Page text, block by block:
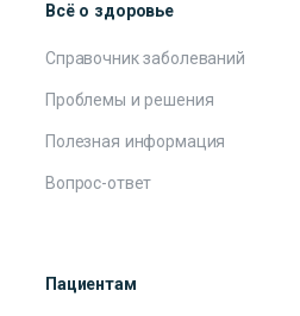
Всё о здоровье
Справочник заболеваний
Проблемы и решения
Полезная информация
Вопрос-ответ
Пациентам